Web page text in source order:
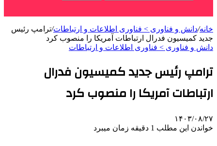
خانه/دانش و فناوری > فناوری اطلاعات و ارتباطات/ترامپ رئیس
جدید کمیسیون فدرال ارتباطات آمریکا را منصوب کرد
دانش و فناوری > فناوری اطلاعات و ارتباطات
ترامپ رئیس جدید کمیسیون فدرال
ارتباطات آمریکا را منصوب کرد
۱۴۰۳/۰۸/۲۷
خواندن این مطلب 1 دقیقه زمان میبرد